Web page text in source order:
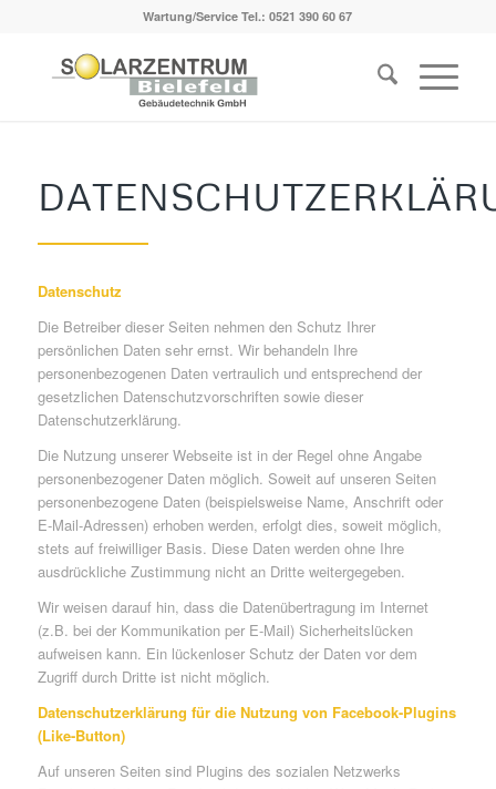
Wartung/Service Tel.:0521 390 60 67
Datenschutz
Die Betreiber dieser Seiten nehmen den Schutz Ihrer
persönlichen Daten sehr ernst. Wir behandeln Ihre
personenbezogenen Daten vertraulich und entsprechend der
gesetzlichen Datenschutzvorschriften sowie dieser
Datenschutzerklärung.
Die Nutzung unserer Webseite ist in der Regel ohne Angabe
personenbezogener Daten möglich. Soweit auf unseren Seiten
personenbezogene Daten (beispielsweise Name, Anschrift oder
E-Mail-Adressen) erhoben werden, erfolgt dies, soweit möglich,
stets auf freiwilliger Basis. Diese Daten werden ohne Ihre
ausdrückliche Zustimmung nicht an Dritte weitergegeben.
Wir weisen darauf hin, dass die Datenübertragung im Internet
(z.B. bei der Kommunikation per E-Mail) Sicherheitslücken
aufweisen kann. Ein lückenloser Schutz der Daten vor dem
Zugriff durch Dritte ist nicht möglich.
Datenschutzerklärung für die Nutzung von Facebook-Plugins
(Like-Button)
Auf unseren Seiten sind Plugins des sozialen Netzwerks